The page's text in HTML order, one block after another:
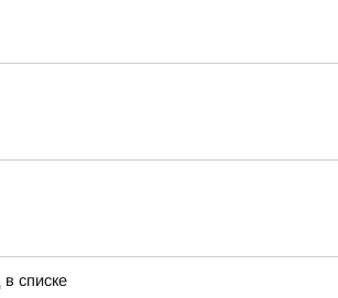
списке